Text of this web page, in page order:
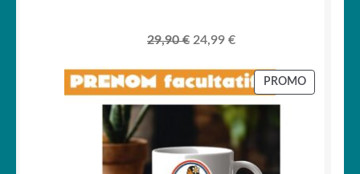
29,90€ Le
initial
était :
29,90 €.
24,99 €Le
actuel
est :
24,99 €.
PROMOPRODUIT